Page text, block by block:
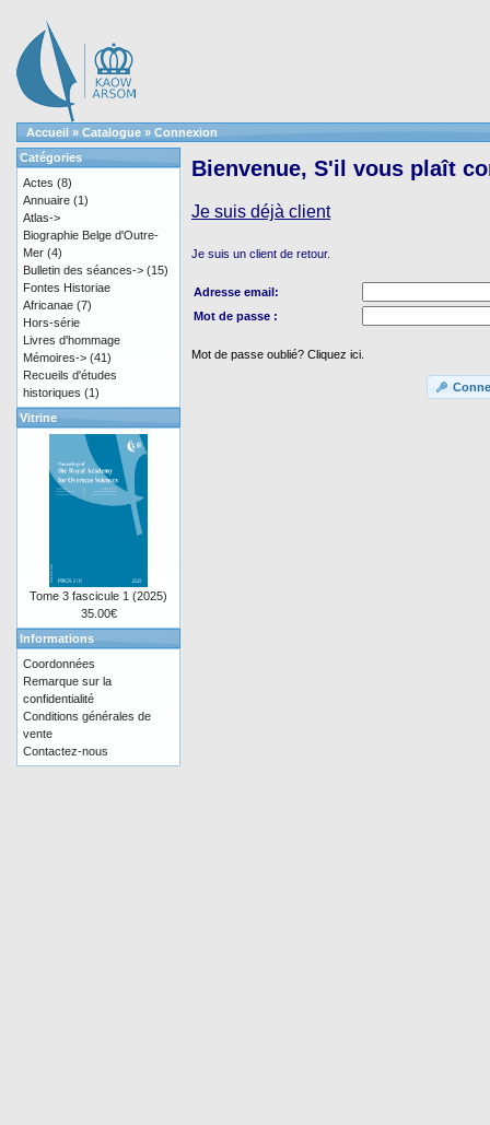
Accueil » Catalogue » Connexion
Bienvenue, S'il vous plaît
Je suis déjà client
Je suis un client de retour.
Adresse email:
Mot de passe :
Mot de passe oublié? Cliquez ici.
Catégories
Actes (8)
Annuaire (1)
Atlas->
Biographie Belge d'Outre-
Mer (4)
Bulletin des séances-> (15)
Fontes Historiae
Africanae (7)
Hors-série
Livres d'hommage
Mémoires-> (41)
Recueils d'études
historiques (1)
Vitrine
Tome 3 fascicule 1 (2025)
35.00€
Informations
Coordonnées
Remarque sur la
confidentialité
Conditions générales de
vente
Contactez-nous